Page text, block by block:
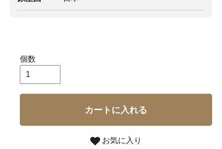
個数
カートに入れる
お気に入り